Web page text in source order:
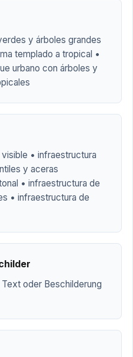
y árboles grandes
templado a tropical •
urbano con árboles y
• infraestructura
y aceras
• infraestructura de
• infraestructura de
oder Beschilderung